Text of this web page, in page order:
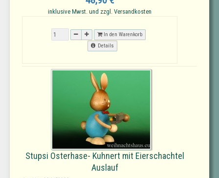
inklusive Mwst. und zzgl. Versandkosten
In den Warenkorb
Details
Stupsi Osterhase- Kuhnert mit Eierschachtel
Auslauf